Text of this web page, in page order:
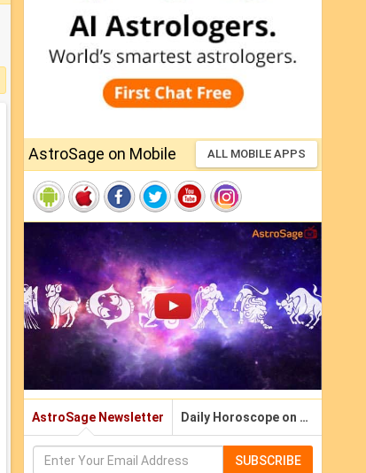
AstroSage on Mobile ALL MOBILE APPS
AstroSage Newsletter Daily Horoscope on Email
SUBSCRIBE